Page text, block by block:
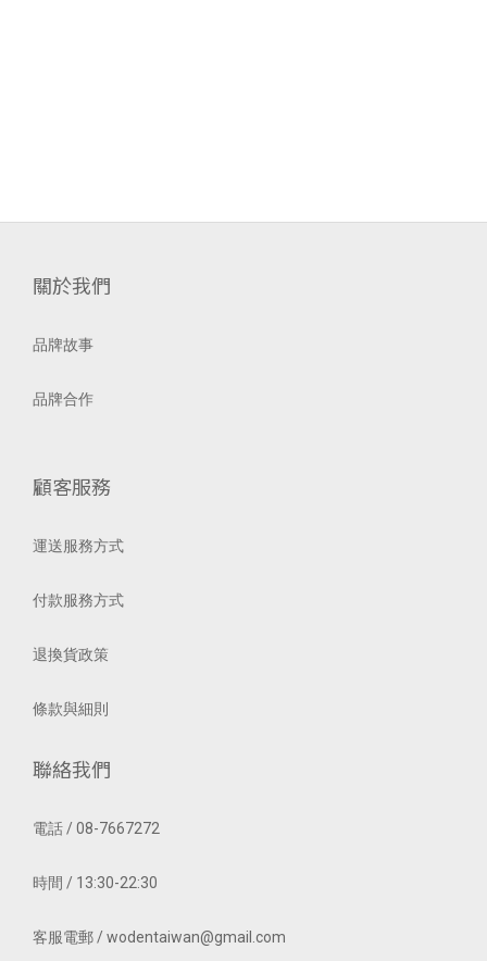
關於我們
品牌故事
品牌合作
顧客服務
運送服務方式
付款服務方式
退換貨政策
條款與細則
聯絡我們
電話 / 08-7667272
時間 / 13:30-22:30
客服電郵 / wodentaiwan@gmail.com